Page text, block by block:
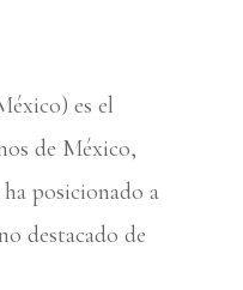
es el
de México,
posicionado a
destacado de